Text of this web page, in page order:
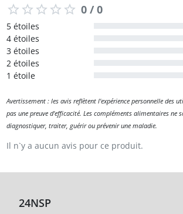
0 / 0
5 étoiles
4 étoiles
3 étoiles
2 étoiles
1 étoile
Avertissement : les avis reflètent l'expérience personnelle des
pas une preuve d'efficacité. Les compléments alimentaires ne
diagnostiquer, traiter, guérir ou prévenir une maladie.
Il n`y a aucun avis pour ce produit.
24NSP